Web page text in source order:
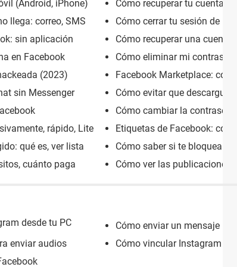
(Android, iPhone)
Cómo recuperar tu cuenta
llega: correo, SMS
Cómo cerrar tu sesión de
sin aplicación
Cómo recuperar una cuenta
en Facebook
Cómo eliminar mi
(2023)
Facebook Marketplace:
sin Messenger
Cómo evitar que
Cómo cambiar la
rápido, Lite
Etiquetas de Facebook:
qué es, ver lista
Cómo saber si te
cuánto paga
Cómo ver las publicaciones
desde tu PC
Cómo enviar un mensaje
enviar audios
Cómo vincular Instagram